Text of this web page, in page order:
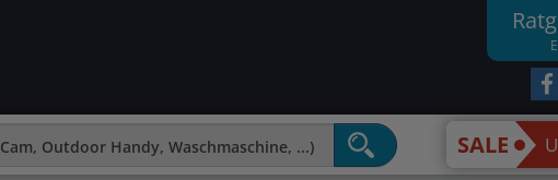
SALE